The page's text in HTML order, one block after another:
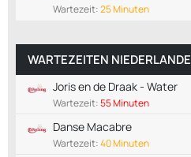
Wartezeit:25 Minuten
WARTEZEITEN NIEDERLANDE
Joris en de Draak - Water
Wartezeit:55 Minuten
Danse Macabre
Wartezeit:40 Minuten